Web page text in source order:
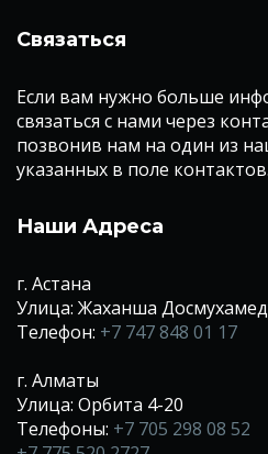
Связаться
Если вам нужно больше
связаться с нами через
позвонив нам на один из
указанных в поле контактов.
Наши Адреса
г. Астана
Улица: Жаханша
Телефон: +7 747 848 01 17
г. Алматы
Улица: Орбита 4-20
Телефоны: +7 705 298 08 52